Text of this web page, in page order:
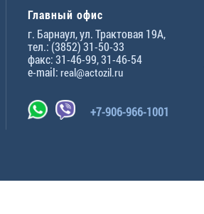
Главный офис
г. Барнаул,ул. Трактовая 19А,
тел.: (3852) 31-50-33
факс:31-46-99,31-46-54
e-mail: real@actozil.ru
+7-906-966-1001